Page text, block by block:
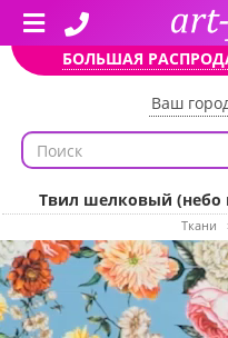
БОЛЬШАЯ
Ваш
Твил шелковый (небо
Ткани